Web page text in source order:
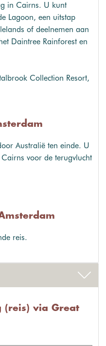
in Cairns. U kunt
Lagoon, een uitstap
of deelnemen aan
Daintree Rainforest en
Collection Resort,
Australië ten einde. U
voor de terugvlucht
reis.
via Great